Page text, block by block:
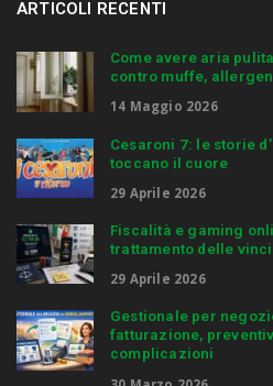
ARTICOLI RECENTI
Come avere aria
contro muffe,
14 Maggio 2026
Cesaroni 7: le storie
toccano il cuore
29 Aprile 2026
Fiscalità e gaming
trattamento delle
29 Aprile 2026
Gestionale per
fatturazione,
complicazioni